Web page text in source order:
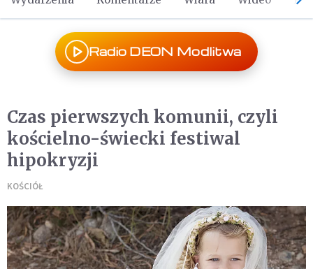
Radio DEON Modlitwa
Czas pierwszych komunii, czyli
kościelno-świecki festiwal
hipokryzji
KOŚCIÓŁ